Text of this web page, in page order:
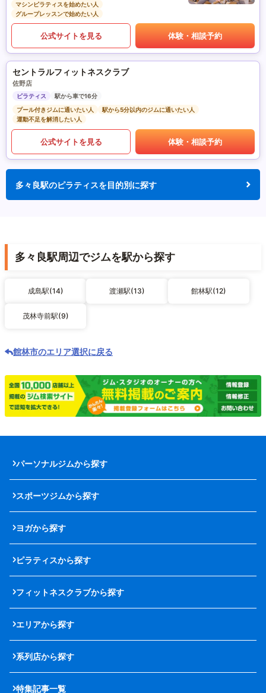
マシンピラティスを始めたい人
グループレッスンで始めたい人
公式サイトを見る 体験・相談予約
セントラルフィットネスクラブ
佐野店
ピラティス
駅から車で16分
プール付きジムに通いたい人
駅から5分以内のジムに通いたい人
運動不足を解消したい人
公式サイトを見る 体験・相談予約
多々良駅のピラティスを目的別に探す
多々良駅周辺でジムを駅から探す
成島駅(14) 渡瀬駅(13) 館林駅(12)
茂林寺前駅(9)
館林市のエリア選択に戻る
パーソナルジムから探す
スポーツジムから探す
ヨガから探す
ピラティスから探す
フィットネスクラブから探す
エリアから探す
系列店から探す
特集記事一覧